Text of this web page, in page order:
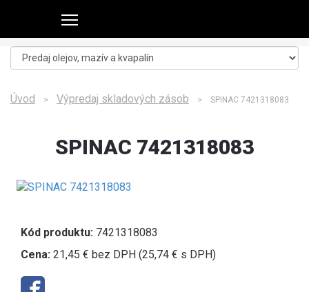
Úvod > Výpredaj skladových zásob > SPINAC 7421318083
SPINAC 7421318083
Kód produktu: 7421318083
Cena: 21,45 € bez DPH (25,74 € s DPH)